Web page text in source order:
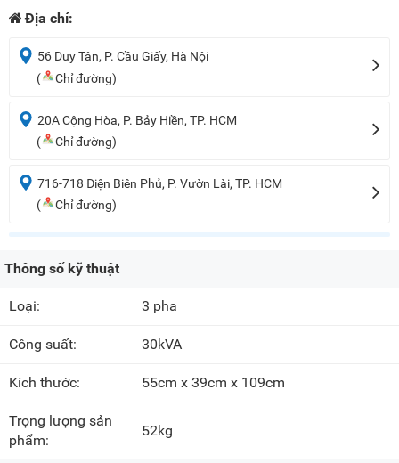
Địa chỉ:
56 Duy Tân, P. Cầu Giấy, Hà Nội
(
Chỉ đường)
20A Cộng Hòa, P. Bảy Hiền, TP. HCM
(
Chỉ đường)
716-718 Điện Biên Phủ, P. Vườn Lài, TP. HCM
(
Chỉ đường)
Thông số kỹ thuật
Loại: 3 pha
Công suất: 30kVA
Kích thước: 55cm x 39cm x 109cm
Trọng lượng sản
phẩm:
52kg